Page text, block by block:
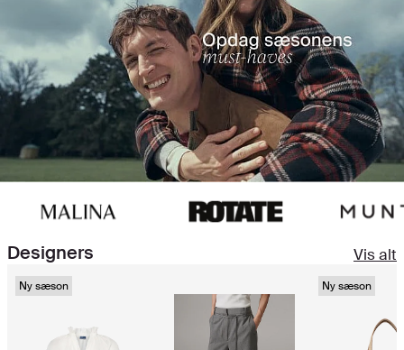
Designers Vis alt
Ny sæson Ny sæson